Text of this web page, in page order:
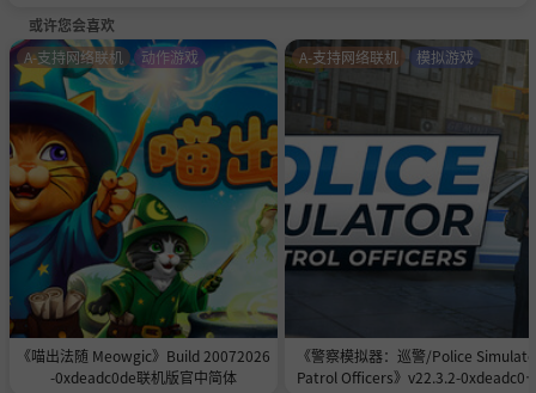
或许您会喜欢
《喵出法随 Meowgic》Build 20072026
-0xdeadc0de联机版官中简体
A-支持网络联机 动作游戏
《警察模拟器：巡警/Police
Patrol Officers》v22.3.2-
A-支持网络联机 模拟游戏